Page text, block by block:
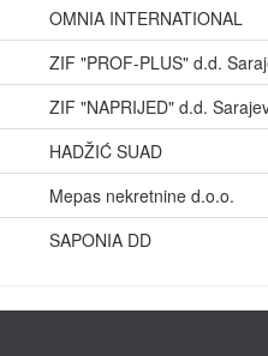
OMNIA INTERNATIONAL
ZIF "PROF-PLUS" d.d.
ZIF "NAPRIJED" d.d.
HADŽIĆ SUAD
Mepas nekretnine d.o.o.
SAPONIA DD